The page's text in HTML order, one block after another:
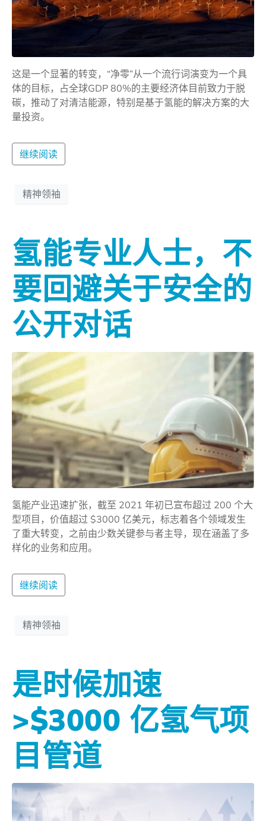
这是一个显著的转变，“净零”从一个流行词演变为一个具
体的目标，占全球GDP 80%的主要经济体目前致力于脱
碳，推动了对清洁能源，特别是基于氢能的解决方案的大
量投资。
继续阅读
精神领袖
氢能专业人士，不
要回避关于安全的
公开对话
氢能产业迅速扩张，截至 2021 年初已宣布超过 200 个大
型项目，价值超过 $3000 亿美元，标志着各个领域发生
了重大转变，之前由少数关键参与者主导，现在涵盖了多
样化的业务和应用。
继续阅读
精神领袖
是时候加速
>$3000 亿氢气项
目管道